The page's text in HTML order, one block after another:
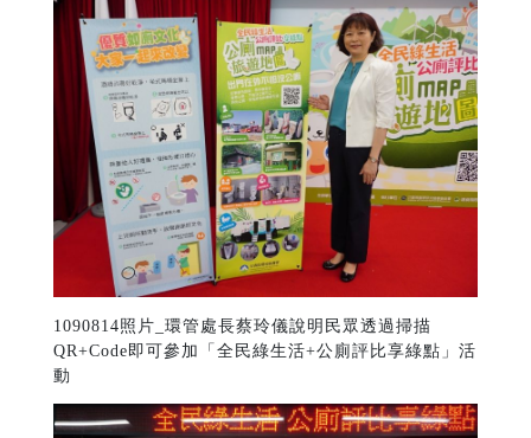
1090814照片_環管處長蔡玲儀說明民眾透過掃描
QR+Code即可參加「全民綠生活+公廁評比享綠點」活
動